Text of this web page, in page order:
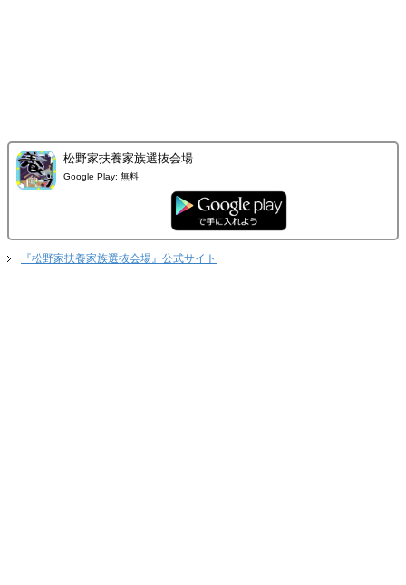
松野家扶養家族選抜会場
Google Play: 無料
『松野家扶養家族選抜会場』公式サイト